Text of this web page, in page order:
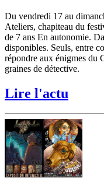
Du vendredi 17 au
Ateliers, chapiteau du
de 7 ans En autonomie.
disponibles. Seuls, entre
répondre aux énigmes du
graines de détective.
Lire l'actu